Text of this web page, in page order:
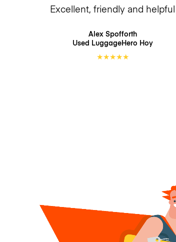
Excellent, friendly and helpful
Alex Spofforth
Used LuggageHero Hoy
★★★★★